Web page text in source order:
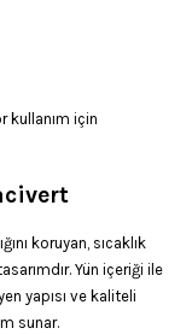
kullanım için
koruyan, sıcaklık
Yün içeriği ile
yapısı ve kaliteli
sunar.